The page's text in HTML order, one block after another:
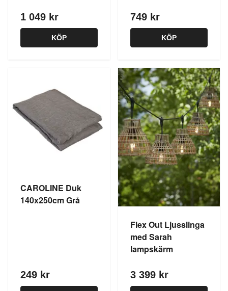
1 049 kr
KÖP
749 kr
KÖP
CAROLINE Duk
140x250cm Grå
249 kr
Flex Out Ljusslinga
med Sarah
lampskärm
3 399 kr